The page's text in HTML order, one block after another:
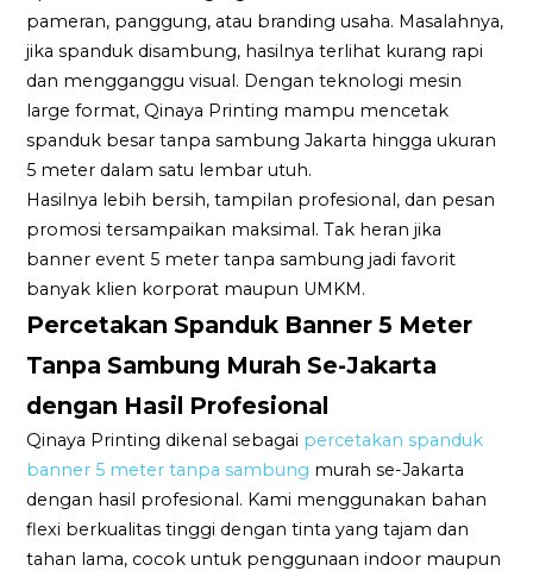
pameran, panggung, atau branding usaha. Masalahnya,
jika spanduk disambung, hasilnya terlihat kurang rapi
dan mengganggu visual. Dengan teknologi mesin
large format, Qinaya Printing mampu mencetak
spanduk besar tanpa sambung Jakarta hingga ukuran
5 meter dalam satu lembar utuh.
Hasilnya lebih bersih, tampilan profesional, dan pesan
promosi tersampaikan maksimal. Tak heran jika
banner event 5 meter tanpa sambung jadi favorit
banyak klien korporat maupun UMKM.
Percetakan Spanduk Banner 5 Meter
Tanpa Sambung Murah Se-Jakarta
dengan Hasil Profesional
Qinaya Printing dikenal sebagai percetakan spanduk
banner 5 meter tanpa sambung murah se-Jakarta
dengan hasil profesional. Kami menggunakan bahan
flexi berkualitas tinggi dengan tinta yang tajam dan
tahan lama, cocok untuk penggunaan indoor maupun